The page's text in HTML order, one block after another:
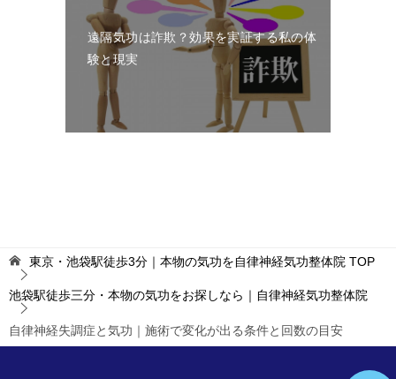
遠隔気功は詐欺？効果を実証する私の体
験と現実
東京・池袋駅徒歩3分｜本物の気功を自律神経気功整体院 TOP
池袋駅徒歩三分・本物の気功をお探しなら｜自律神経気功整体院
自律神経失調症と気功｜施術で変化が出る条件と回数の目安